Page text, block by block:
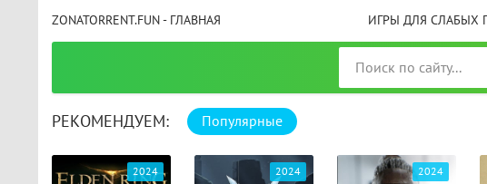
ZONATORRENT.FUN - ГЛАВНАЯ ИГРЫ ДЛЯ СЛАБЫХ
РЕКОМЕНДУЕМ: Популярные
2024 2024 2024